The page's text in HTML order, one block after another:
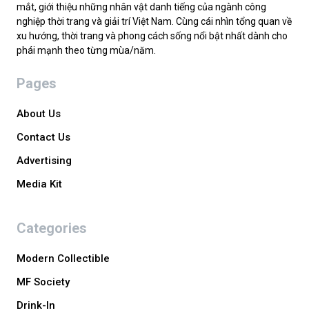
mắt, giới thiệu những nhân vật danh tiếng của ngành công
nghiệp thời trang và giải trí Việt Nam. Cùng cái nhìn tổng quan về
xu hướng, thời trang và phong cách sống nổi bật nhất dành cho
phái mạnh theo từng mùa/năm.
Pages
About Us
Contact Us
Advertising
Media Kit
Categories
Modern Collectible
MF Society
Drink-In